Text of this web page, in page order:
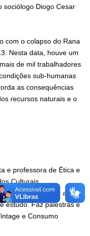
sociólogo Diogo Cesar
com o colapso do Rana
Nesta data, houve um
de mil trabalhadores
sub-humanas
as consequências
recursos naturais e o
e professora de Ética e
Culturais
Cultural, tem a
estudo. Faz palestras e
e Consumo